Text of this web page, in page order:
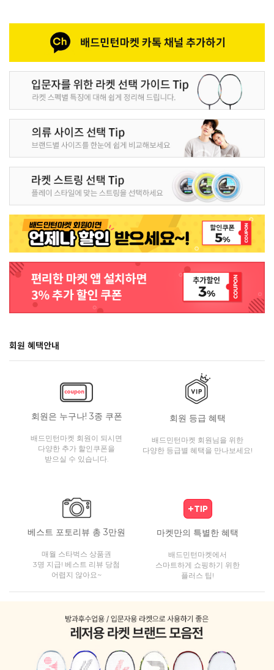
회원 혜택안내
회원은 누구나! 3종 쿠폰
배드민턴마켓 회원이 되시면
다양한 추가 할인쿠폰을
받으실 수 있습니다.
회원 등급 혜택
배드민턴마켓 회원님을 위한
다양한 등급별 혜택을 만나보세요!
베스트 포토리뷰 총 3만원
매월 스타벅스 상품권
3명 지급! 베스트 리뷰 당첨
어렵지 않아요~
마켓만의 특별한 혜택
배드민턴마켓에서
스마트하게 쇼핑하기 위한
플러스 팁!